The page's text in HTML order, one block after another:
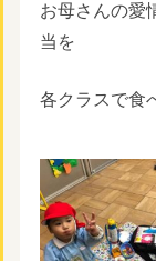
お母さんの愛
当を
各クラスで食